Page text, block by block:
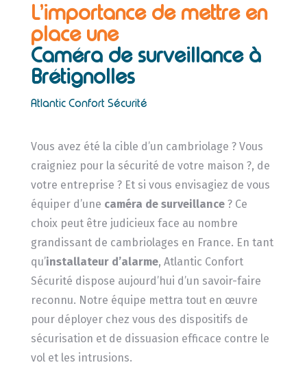
L’importance de mettre en
place une
Caméra de surveillance à
Brétignolles
Atlantic Confort Sécurité
Vous avez été la cible d’un cambriolage ? Vous
craigniez pour la sécurité de votre maison ?, de
votre entreprise ? Et si vous envisagiez de vous
équiper d’une caméra de surveillance? Ce
choix peut être judicieux face au nombre
grandissant de cambriolages en France. En tant
qu’installateur d’alarme, Atlantic Confort
Sécurité dispose aujourd’hui d’un savoir-faire
reconnu. Notre équipe mettra tout en œuvre
pour déployer chez vous des dispositifs de
sécurisation et de dissuasion efficace contre le
vol et les intrusions.